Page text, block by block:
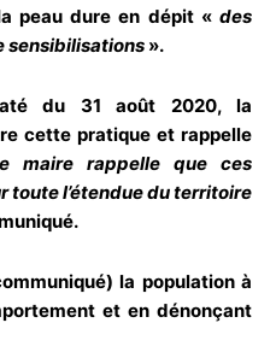
peau dure en dépit « des
sensibilisations ».
du 31 août 2020, la
cette pratique et rappelle
maire rappelle que ces
l’étendue du territoire
la population à
et en dénonçant